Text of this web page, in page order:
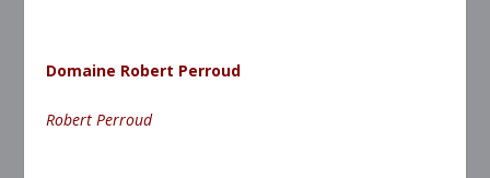
Domaine Robert Perroud
Robert Perroud